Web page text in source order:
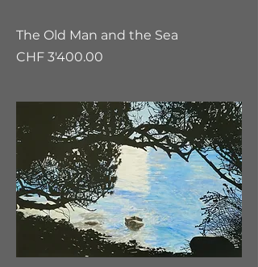
The Old Man and the Sea
Preis
CHF 3'400.00